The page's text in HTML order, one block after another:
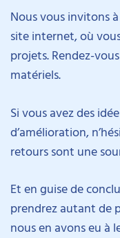
Nous vous invitons
site internet, où
projets. Rendez-vous
matériels.
Si vous avez des
d’amélioration,
retours sont une
Et en guise de
prendrez autant de
nous en avons eu à